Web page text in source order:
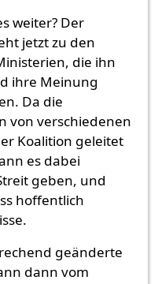
weiter? Der
jetzt zu den
die ihn
ihre Meinung
Da die
von verschiedenen
Koalition geleitet
es dabei
geben, und
hoffentlich
geänderte
dann vom